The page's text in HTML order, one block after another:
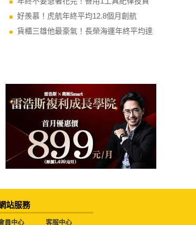
好羨慕！虎航年終平均12.8個月創航
貨櫃三雄他最豪氣！長榮海運年終平均達
站服務
員中心 客服中心